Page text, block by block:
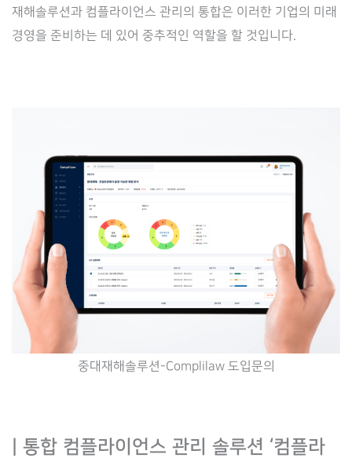
재해솔루션과 컴플라이언스 관리의 통합은 이러한 기업의 미래
경영을 준비하는 데 있어 중추적인 역할을 할 것입니다.
중대재해솔루션-Complilaw 도입문의
| 통합 컴플라이언스 관리 솔루션 ‘컴플라